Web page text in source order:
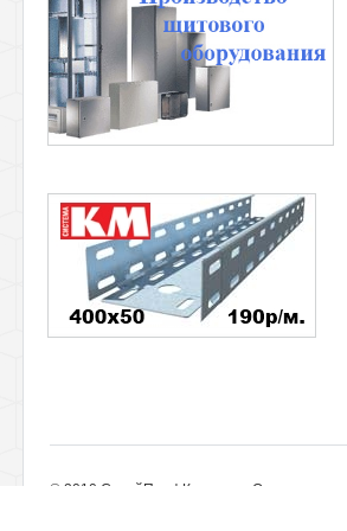
© 2010 СтройПрофКомплект. Оптовые